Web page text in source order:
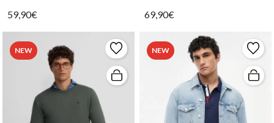
59,90€ 69,90€
NEW NEW